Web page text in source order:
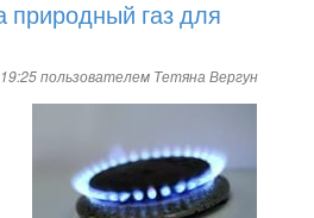
природный газ для
пользователем Тетяна Вергун